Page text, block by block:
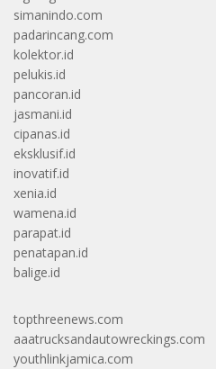
simanindo.com
padarincang.com
kolektor.id
pelukis.id
pancoran.id
jasmani.id
cipanas.id
eksklusif.id
inovatif.id
xenia.id
wamena.id
parapat.id
penatapan.id
balige.id
topthreenews.com
aaatrucksandautowreckings.com
youthlinkjamica.com